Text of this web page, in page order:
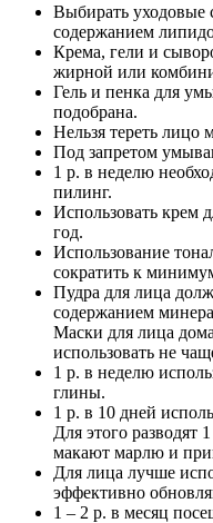
Выбирать уходовые
содержанием
Крема, гели и
жирной или
Гель и пенка для
подобрана.
Нельзя тереть лицо
Под запретом
1 р. в неделю
пилинг.
Использовать крем
год.
Использование
сократить к
Пудра для лица
содержанием
Маски для лица
использовать не
1 р. в неделю
глины.
1 р. в 10 дней
Для этого разводят
макают марлю и
Для лица лучше
эффективно
1 – 2 р. в месяц